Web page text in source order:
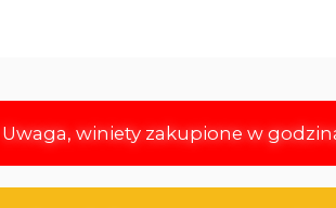
Uwaga, winiety zakupione w